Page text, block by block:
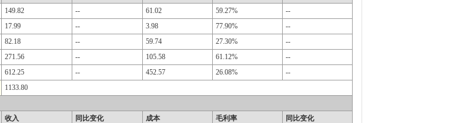
149.82 -- 61.02 59.27%
--
17.99 -- 3.98 77.90%
--
82.18 -- 59.74 27.30%
--
271.56 -- 105.58 61.12%
--
612.25 -- 452.57 26.08%
--
1133.80
收入 同比变化 成本 毛利率
同比变化